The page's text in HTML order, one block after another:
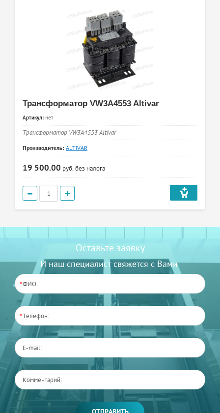
Трансформатор VW3A4553 Altivar
Артикул: нет
Трансформатор VW3A4553 Altivar
Производитель: ALTIVAR
19 500.00 руб. без налога
Оставьте заявку
И наш специалист свяжется с Вами
*
*